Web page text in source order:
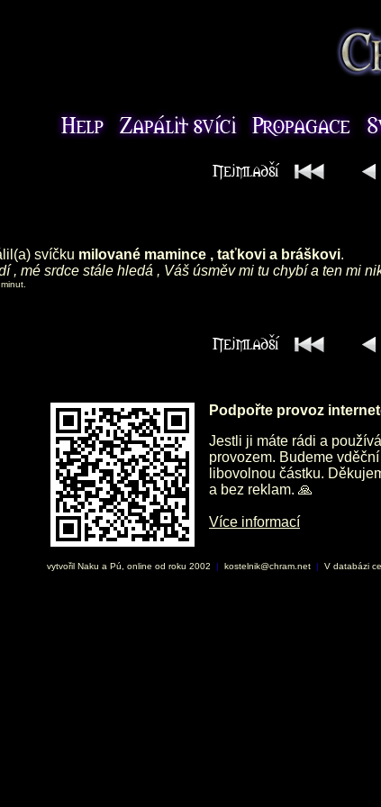
svíčku milované mamince , taťkovi a bráškovi.
, mé srdce stále hledá , Váš úsměv mi tu chybí a ten mi
Podpořte provoz
Jestli ji máte rádi a
provozem. Budeme
libovolnou částku.
a bez reklam. 🙏
Více informací
vytvořil Naku a Pú, online od roku 2002 | kostelnik@chram.net | V databázi